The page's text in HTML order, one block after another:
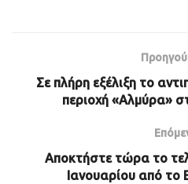
Σε πλήρη εξέλιξη το
περιοχή «Αλμύρα»
Αποκτήστε τώρα το
Ιανουαρίου από το